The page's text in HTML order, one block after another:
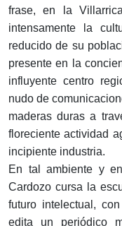
frase, en la
intensamente la
reducido de su
presente en la
influyente centro
nudo de
maderas duras a
floreciente actividad
incipiente industria.
En tal ambiente y
Cardozo cursa la
futuro intelectual,
edita un periódico